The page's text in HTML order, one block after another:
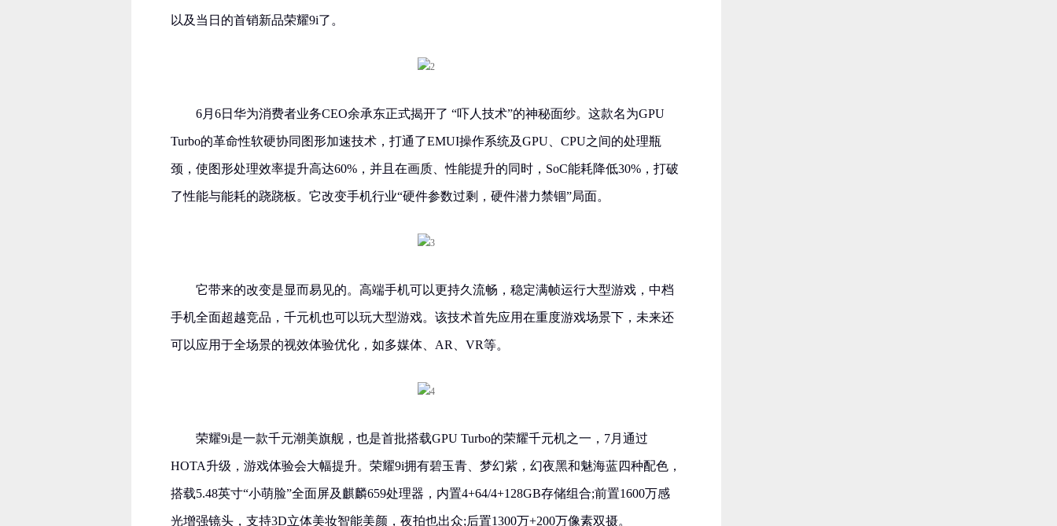
以及当日的首销新品荣耀9i了。
6月6日华为消费者业务CEO余承东正式揭开了 “吓人技术”的神秘面纱。这款名为GPU
Turbo的革命性软硬协同图形加速技术，打通了EMUI操作系统及GPU、CPU之间的处理瓶
颈，使图形处理效率提升高达60%，并且在画质、性能提升的同时，SoC能耗降低30%，打破
了性能与能耗的跷跷板。它改变手机行业“硬件参数过剩，硬件潜力禁锢”局面。
它带来的改变是显而易见的。高端手机可以更持久流畅，稳定满帧运行大型游戏，中档
手机全面超越竞品，千元机也可以玩大型游戏。该技术首先应用在重度游戏场景下，未来还
可以应用于全场景的视效体验优化，如多媒体、AR、VR等。
荣耀9i是一款千元潮美旗舰，也是首批搭载GPU Turbo的荣耀千元机之一，7月通过
HOTA升级，游戏体验会大幅提升。荣耀9i拥有碧玉青、梦幻紫，幻夜黑和魅海蓝四种配色，
搭载5.48英寸“小萌脸”全面屏及麒麟659处理器，内置4+64/4+128GB存储组合;前置1600万感
光增强镜头，支持3D立体美妆智能美颜，夜拍也出众;后置1300万+200万像素双摄。